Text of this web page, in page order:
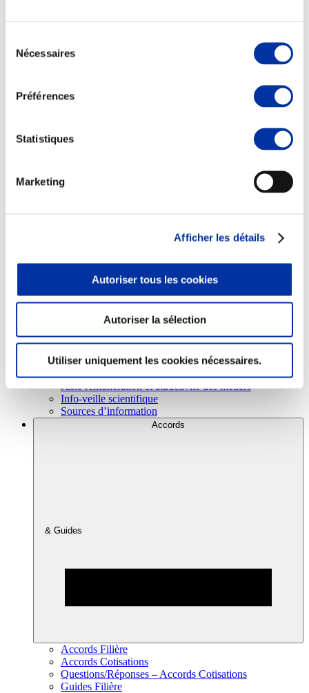
Nécessaires
Préférences
Statistiques
Marketing
Afficher les détails
Autoriser tous les cookies
Autoriser la sélection
Utiliser uniquement les cookies nécessaires.
Sécurité sanitaire
Viandes et santé
Juste rémunération et attractivité des métiers
Info-veille scientifique
Sources d’information
Accords
& Guides
Accords Filière
Accords Cotisations
Questions/Réponses – Accords Cotisations
Guides Filière